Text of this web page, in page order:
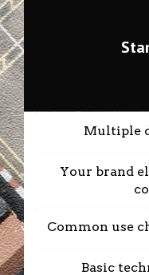
Multiple
Your brand
Common use
Basic